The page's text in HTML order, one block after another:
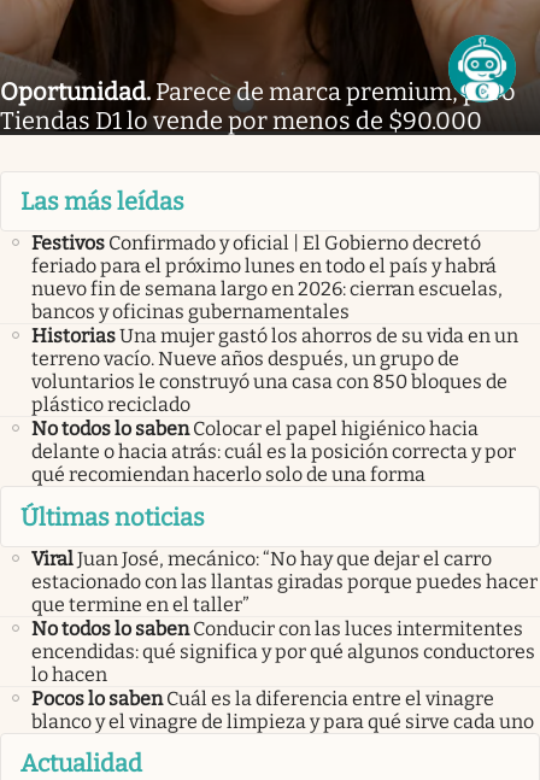
Oportunidad. Parece de marca premium, pero
Tiendas D1 lo vende por menos de $90.000
Las más leídas
Festivos Confirmado y oficial | El Gobierno decretó
feriado para el próximo lunes en todo el país y habrá
nuevo fin de semana largo en 2026: cierran escuelas,
bancos y oficinas gubernamentales
HistoriasUna mujer gastó los ahorros de su vida en un
terreno vacío. Nueve años después, un grupo de
voluntarios le construyó una casa con 850 bloques de
plástico reciclado
No todos lo saben Colocar el papel higiénico hacia
delante o hacia atrás: cuál es la posición correcta y por
qué recomiendan hacerlo solo de una forma
Últimas noticias
ViralJuan José, mecánico: “No hay que dejar el carro
estacionado con las llantas giradas porque puedes hacer
que termine en el taller”
No todos lo saben Conducir con las luces intermitentes
encendidas: qué significa y por qué algunos conductores
lo hacen
Pocos lo saben Cuál es la diferencia entre el vinagre
blanco y el vinagre de limpieza y para qué sirve cada uno
Actualidad